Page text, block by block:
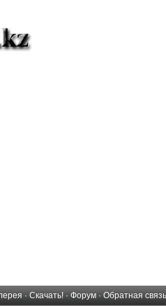
· Скачать! · Форум · Обратная связь